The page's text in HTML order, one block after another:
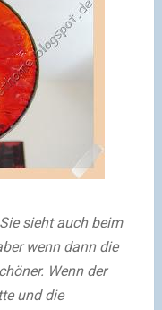
sieht auch beim
wenn dann die
Wenn der
und die